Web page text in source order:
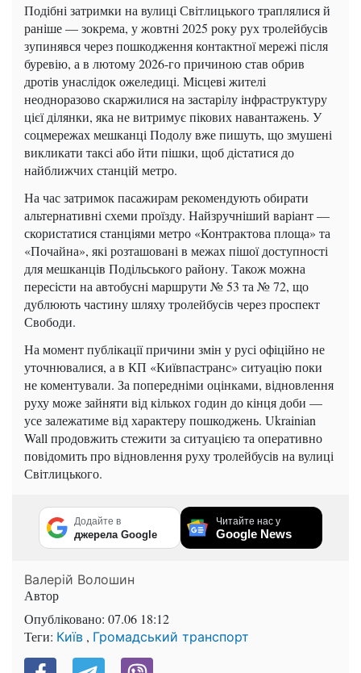
Подібні затримки на вулиці Світлицького траплялися й
раніше — зокрема, у жовтні 2025 року рух тролейбусів
зупинявся через пошкодження контактної мережі після
буревію, а в лютому 2026-го причиною став обрив
дротів унаслідок ожеледиці. Місцеві жителі
неодноразово скаржилися на застарілу інфраструктуру
цієї ділянки, яка не витримує пікових навантажень. У
соцмережах мешканці Подолу вже пишуть, що змушені
викликати таксі або йти пішки, щоб дістатися до
найближчих станцій метро.
На час затримок пасажирам рекомендують обирати
альтернативні схеми проїзду. Найзручніший варіант —
скористатися станціями метро «Контрактова площа» та
«Почайна», які розташовані в межах пішої доступності
для мешканців Подільського району. Також можна
пересісти на автобусні маршрути № 53 та № 72, що
дублюють частину шляху тролейбусів через проспект
Свободи.
На момент публікації причини змін у русі офіційно не
уточнювалися, а в КП «Київпастранс» ситуацію поки
не коментували. За попередніми оцінками, відновлення
руху може зайняти від кількох годин до кінця доби —
усе залежатиме від характеру пошкоджень. Ukrainian
Wall продовжить стежити за ситуацією та оперативно
повідомить про відновлення руху тролейбусів на вулиці
Світлицького.
Додайте в
джерела Google
Читайте нас у
Google News
Валерій Волошин
Автор
Опубліковано: 07.06 18:12
Теги: Київ , Громадський транспорт